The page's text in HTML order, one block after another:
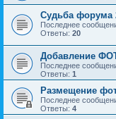
Судьба форума
Последнее
Ответы: 20
Добавление
Последнее
Ответы: 1
Размещение
Последнее
Ответы: 4